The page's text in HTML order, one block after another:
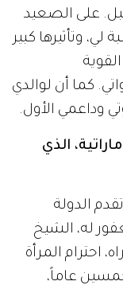
على الصعيد
وتأثيرها كبير
كما أن لوالدي
وداعمي الأول.
الذي
الدولة
له، الشيخ
احترام المرأة
عاماً،